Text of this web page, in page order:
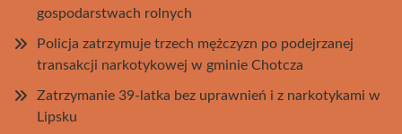
gospodarstwach rolnych
Policja zatrzymuje trzech mężczyzn po podejrzanej
transakcji narkotykowej w gminie Chotcza
Zatrzymanie 39-latka bez uprawnień i z narkotykami w
Lipsku